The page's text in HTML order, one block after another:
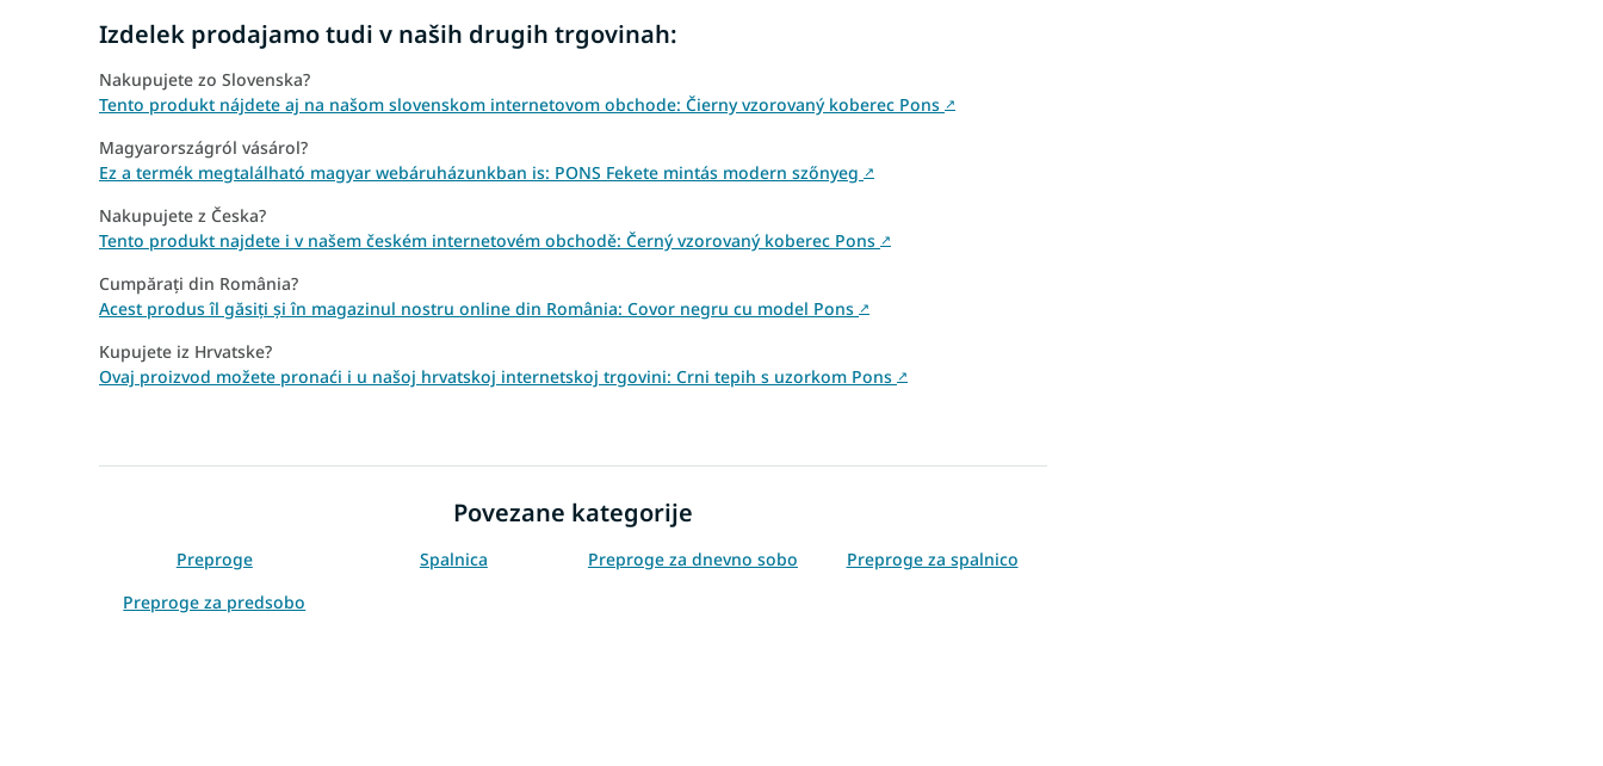
Izdelek prodajamo tudi v naših drugih trgovinah:
Nakupujete zo Slovenska?
Tento produkt nájdete aj na našom slovenskom internetovom obchode: Čierny vzorovaný koberec Pons ↗
Magyarországról vásárol?
Ez a termék megtalálható magyar webáruházunkban is: PONS Fekete mintás modern szőnyeg ↗
Nakupujete z Česka?
Tento produkt najdete i v našem českém internetovém obchodě: Černý vzorovaný koberec Pons ↗
Cumpărați din România?
Acest produs îl găsiți și în magazinul nostru online din România: Covor negru cu model Pons ↗
Kupujete iz Hrvatske?
Ovaj proizvod možete pronaći i u našoj hrvatskoj internetskoj trgovini: Crni tepih s uzorkom Pons ↗
Povezane kategorije
Preproge Spalnica Preproge za dnevno sobo
Preproge za spalnico
Preproge za predsobo